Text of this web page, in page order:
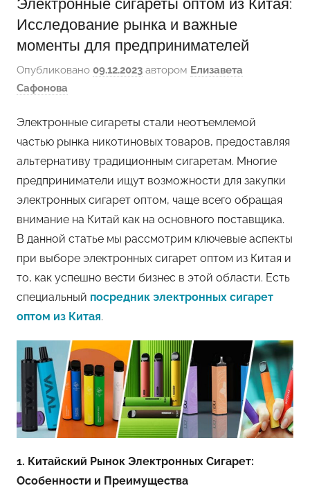
Исследование рынка и важные
моменты для предпринимателей
Опубликовано 09.12.2023 автором Елизавета
Сафонова
Электронные сигареты стали неотъемлемой
частью рынка никотиновых товаров, предоставляя
альтернативу традиционным сигаретам. Многие
предприниматели ищут возможности для закупки
электронных сигарет оптом, чаще всего обращая
внимание на Китай как на основного поставщика.
В данной статье мы рассмотрим ключевые аспекты
при выборе электронных сигарет оптом из Китая и
то, как успешно вести бизнес в этой области. Есть
специальный посредник электронных сигарет
оптом из Китая.
1. Китайский Рынок Электронных Сигарет:
Особенности и Преимущества